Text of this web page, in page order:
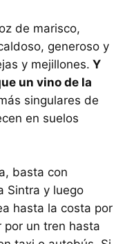
de marisco,
generoso y
y mejillones. Y
un vino de la
singulares de
en suelos
basta con
Sintra y luego
hasta la costa por
por un tren hasta